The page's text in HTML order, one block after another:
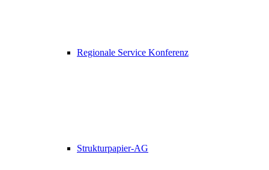
Regionale Service Konferenz
Strukturpapier-AG